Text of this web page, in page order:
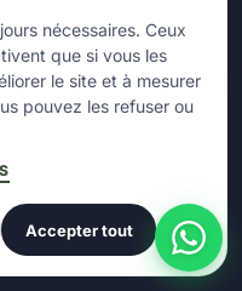
· ASTURIAS
dans les
plus de
à qui vient
nécessaires. Ceux
que si vous les
le site et à mesurer
pouvez les refuser ou
Accepter tout